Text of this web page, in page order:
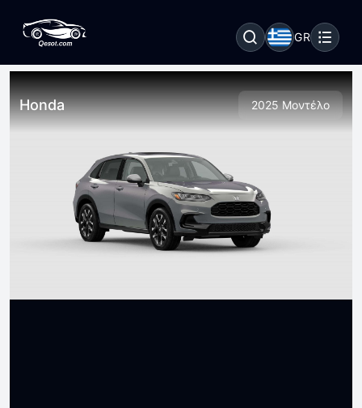
GR
Honda 2025 Μοντέλο